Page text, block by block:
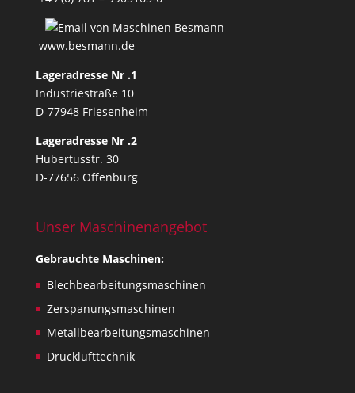
y
e
a
t
d
f
o
t
c
n
i
c
www.besmann.de
Lageradresse Nr .1
Industriestraße 10
D-77948 Friesenheim
Lageradresse Nr .2
Hubertusstr. 30
D-77656 Offenburg
Unser Maschinenangebot
Gebrauchte Maschinen:
Blechbearbeitungsmaschinen
Zerspanungsmaschinen
Metallbearbeitungsmaschinen
Drucklufttechnik